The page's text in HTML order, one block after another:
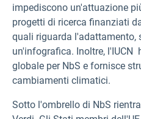
impediscono un'attuazione
progetti di ricerca finanziati
quali riguarda l'adattamento,
un'infografica. Inoltre, l'IUCN
globale per NbS e fornisce
cambiamenti climatici.
Sotto l'ombrello di NbS